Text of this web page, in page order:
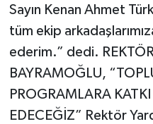
Sayın Kenan Ahmet
tüm ekip
ederim.” dedi.
BAYRAMOĞLU,
PROGRAMLARA
EDECEĞİZ” Rektör